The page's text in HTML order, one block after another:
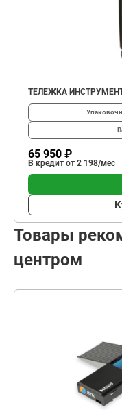
ТЕЛЕЖКА
65 950 ₽
В кредит от 2 198/мес
Товары
центром